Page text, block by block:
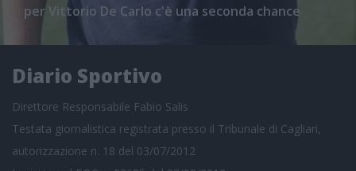
per Vittorio De Carlo c'è una seconda chance
Diario Sportivo
Direttore Responsabile Fabio Salis
Testata giornalistica registrata presso il Tribunale di Cagliari,
autorizzazione n. 18 del 03/07/2012